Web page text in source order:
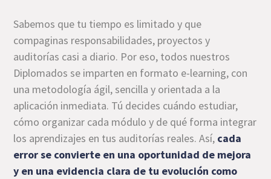
Sabemos que tu tiempo es limitado y que
compaginas responsabilidades, proyectos y
auditorías casi a diario. Por eso, todos nuestros
Diplomados se imparten en formato e-learning, con
una metodología ágil, sencilla y orientada a la
aplicación inmediata. Tú decides cuándo estudiar,
cómo organizar cada módulo y de qué forma integrar
los aprendizajes en tus auditorías reales. Así, cada
error se convierte en una oportunidad de mejora
y en una evidencia clara de tu evolución como